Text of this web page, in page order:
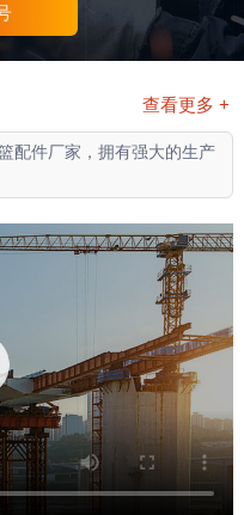
查看更多 +
配件厂家，拥有强大的生产